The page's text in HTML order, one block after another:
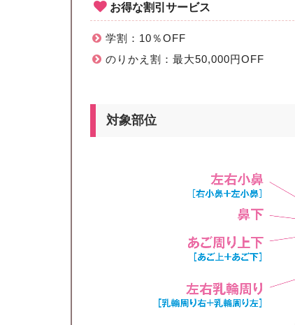
お得な割引サービス
学割：10％OFF
のりかえ割：最大50,000円OFF
対象部位